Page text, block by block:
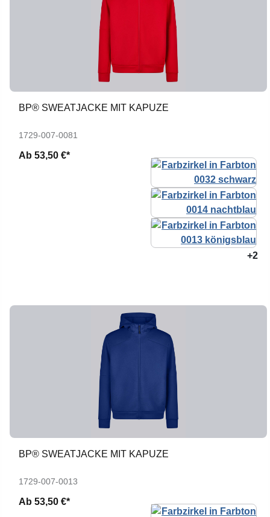
BP® SWEATJACKE MIT KAPUZE
1729-007-0081
Ab 53,50 €*
+2
BP® SWEATJACKE MIT KAPUZE
1729-007-0013
Ab 53,50 €*